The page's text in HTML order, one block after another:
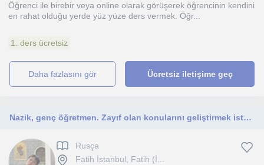
Öğrenci ile birebir veya online olarak görüşerek öğrencinin kendini
en rahat olduğu yerde yüz yüze ders vermek. Öğr...
1. ders ücretsiz
daha fazlasını gör Ücretsiz iletişime geç
Nazik, genç öğretmen. Zayıf olan konularını geliştirmek isteyen öğrenciler için
Rusça
Fatih İstanbul, Fatih (İ...